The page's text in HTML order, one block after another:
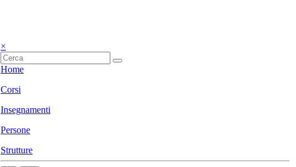
×
Home
Corsi
Insegnamenti
Persone
Strutture